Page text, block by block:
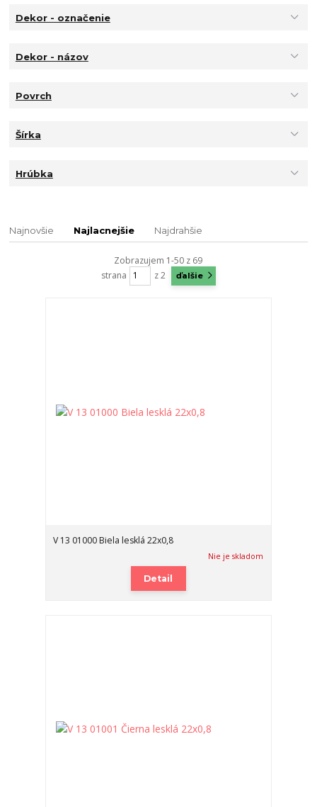
Dekor - označenie
Dekor - názov
Povrch
Šírka
Hrúbka
Najnovšie Najlacnejšie Najdrahšie
Zobrazujem 1-50 z 69
strana
z 2 ďalšie
V 13 01000 Biela lesklá 22x0,8
Nie je skladom
Detail